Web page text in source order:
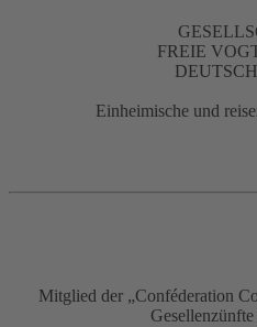
FREIE
Einheimische und
Mitglied der „Conféderation